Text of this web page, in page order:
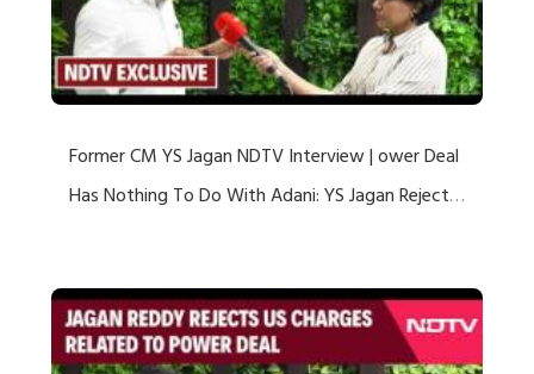
Former CM YS Jagan NDTV Interview | ower Deal
Has Nothing To Do With Adani: YS Jagan Rejects